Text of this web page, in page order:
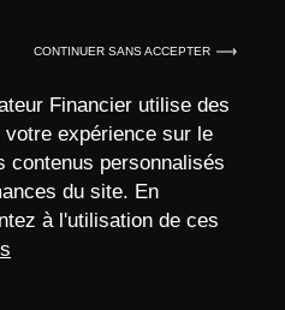
CONTINUER SANS ACCEPTER
Financier utilise des
expérience sur le
contenus personnalisés
du site. En
à l'utilisation de ces